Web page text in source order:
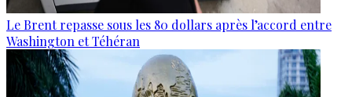
Le Brent repasse sous les 80 dollars après l’accord entre
Washington et Téhéran